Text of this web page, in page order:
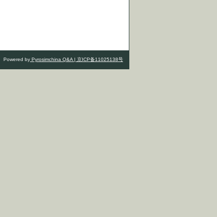
Powered by Pyrosimchina Q&A | 京ICP备11025138号